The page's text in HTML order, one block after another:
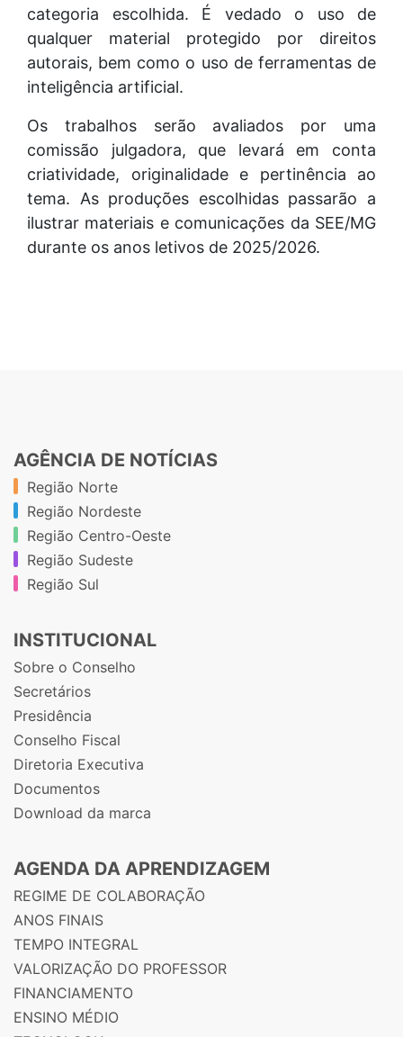
categoria escolhida. É vedado o uso de
qualquer material protegido por direitos
autorais, bem como o uso de ferramentas de
inteligência artificial.
Os trabalhos serão avaliados por uma
comissão julgadora, que levará em conta
criatividade, originalidade e pertinência ao
tema. As produções escolhidas passarão a
ilustrar materiais e comunicações da SEE/MG
durante os anos letivos de 2025/2026.
AGÊNCIA DE NOTÍCIAS
Região Norte
Região Nordeste
Região Centro-Oeste
Região Sudeste
Região Sul
INSTITUCIONAL
Sobre o Conselho
Secretários
Presidência
Conselho Fiscal
Diretoria Executiva
Documentos
Download da marca
AGENDA DA APRENDIZAGEM
REGIME DE COLABORAÇÃO
ANOS FINAIS
TEMPO INTEGRAL
VALORIZAÇÃO DO PROFESSOR
FINANCIAMENTO
ENSINO MÉDIO